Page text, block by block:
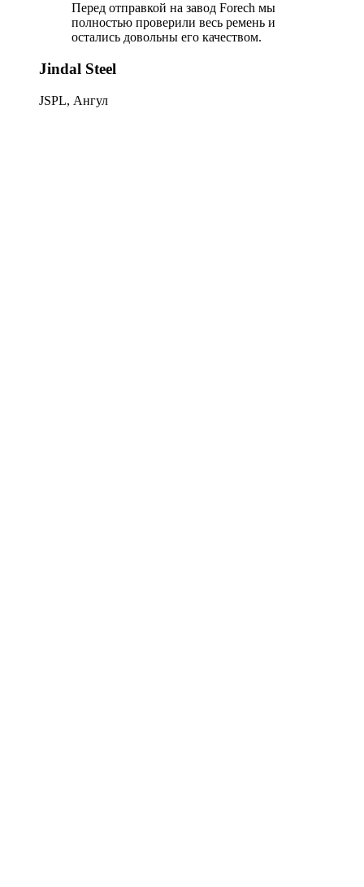
Перед отправкой на завод Forech мы
полностью проверили весь ремень и
остались довольны его качеством.
Jindal Steel
JSPL, Ангул